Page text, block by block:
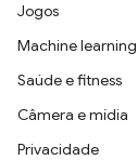
Jogos
Machine learning
Saúde e fitness
Câmera e mídia
Privacidade